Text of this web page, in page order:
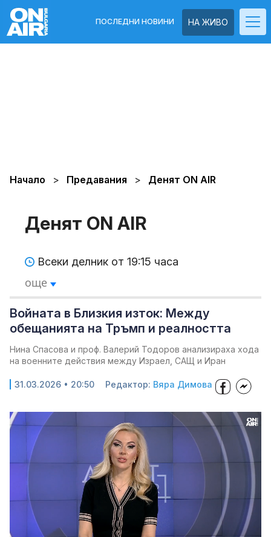
НА ЖИВО
ПОСЛЕДНИ НОВИНИ
Начало Предавания Денят ON AIR
Денят ON AIR
Всеки делник от 19:15 часа
още
Войната в Близкия изток: Между
обещанията на Тръмп и реалността
Нина Спасова и проф. Валерий Тодоров анализираха хода
на военните действия между Израел, САЩ и Иран
31.03.2026 • 20:50 Редактор: Вяра Димова